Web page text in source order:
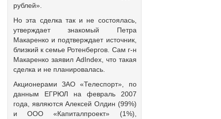
рублей».
Но эта сделка так и не состоялась,
утверждает знакомый Петра
Макаренко и подтверждает источник,
близкий к семье Ротенбергов. Сам г-н
Макаренко заявил AdIndex, что такая
сделка и не планировалась.
Акционерами ЗАО «Телеспорт», по
данным ЕГРЮЛ на февраль 2007
года, являются Алексей Олдин (99%)
и ООО «Капиталпроект» (1%),